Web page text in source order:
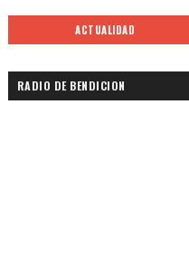
ACTUALIDAD
RADIO DE BENDICION